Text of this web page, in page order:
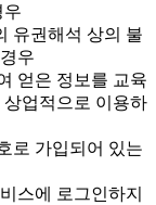
우
유권해석 상의 불
우
얻은 정보를 교육
업적으로 이용하
로 가입되어 있는
스에 로그인하지